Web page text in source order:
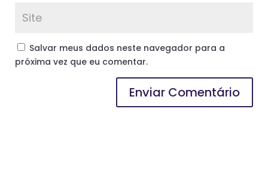
Salvar meus dados neste navegador para a
próxima vez que eu comentar.